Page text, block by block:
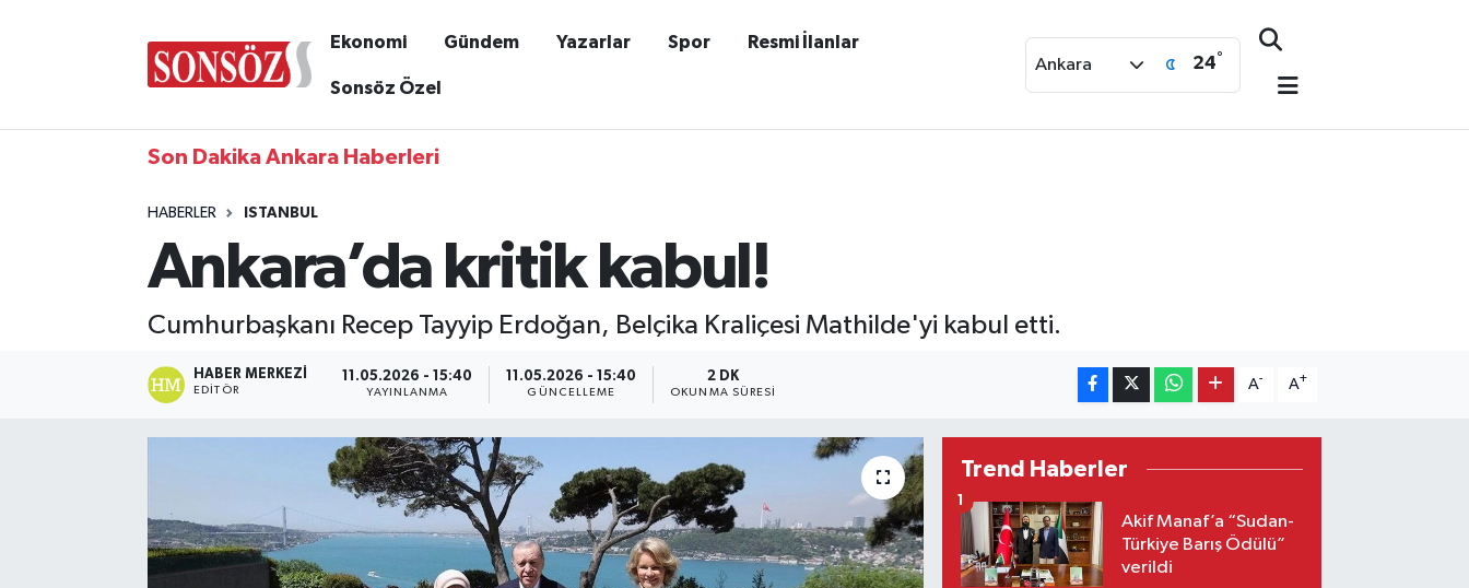
Ekonomi Gündem Yazarlar Spor Resmi İlanlar
Sonsöz Özel
Ankara 24°
Son Dakika Ankara Haberleri
HABERLER ISTANBUL
Ankara’da kritik kabul!
Cumhurbaşkanı Recep Tayyip Erdoğan, Belçika Kraliçesi Mathilde'yi kabul etti.
HABER MERKEZI
EDITÖR
11.05.2026 - 15:40
YAYINLANMA
11.05.2026 - 15:40
GÜNCELLEME
2 DK
OKUNMA SÜRESI
A- A+
Trend Haberler
Akif Manaf’a “Sudan-
Türkiye Barış Ödülü”
verildi
1